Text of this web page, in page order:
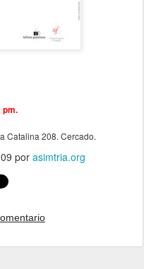
pm.
Catalina 208. Cercado.
por asimtria.org